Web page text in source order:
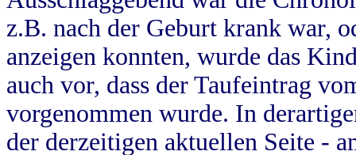
z.B. nach der Geburt krank war,
anzeigen konnten, wurde das
auch vor, dass der Taufeintrag
vorgenommen wurde. In
der derzeitigen aktuellen Seite -